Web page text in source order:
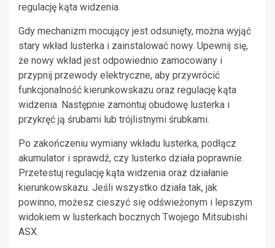
regulację kąta widzenia.
Gdy mechanizm mocujący jest odsunięty, można wyjąć
stary wkład lusterka i zainstalować nowy. Upewnij się,
że nowy wkład jest odpowiednio zamocowany i
przypnij przewody elektryczne, aby przywrócić
funkcjonalność kierunkowskazu oraz regulację kąta
widzenia. Następnie zamontuj obudowę lusterka i
przykręć ją śrubami lub trójlistnymi śrubkami.
Po zakończeniu wymiany wkładu lusterka, podłącz
akumulator i sprawdź, czy lusterko działa poprawnie.
Przetestuj regulację kąta widzenia oraz działanie
kierunkowskazu. Jeśli wszystko działa tak, jak
powinno, możesz cieszyć się odświeżonym i lepszym
widokiem w lusterkach bocznych Twojego Mitsubishi
ASX.